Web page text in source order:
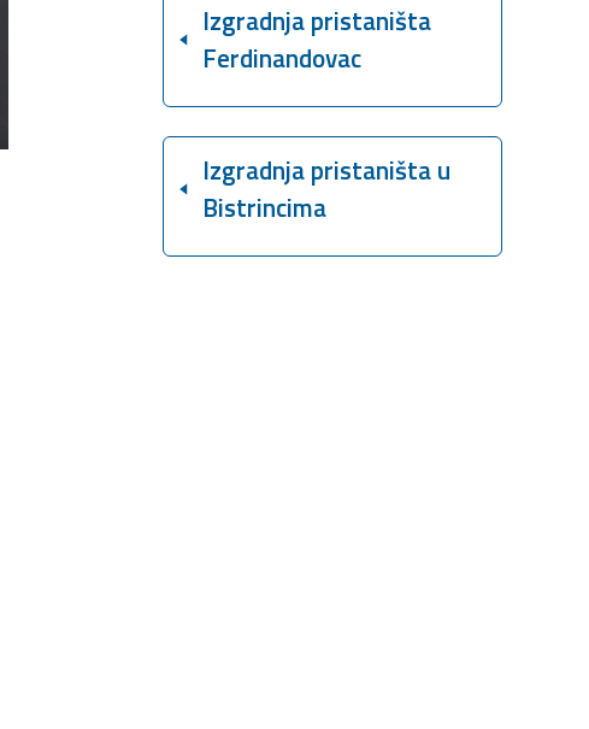
Izgradnja pristaništa
Ferdinandovac
Izgradnja pristaništa u
Bistrincima